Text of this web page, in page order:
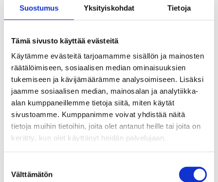
Suostumus Yksityiskohdat Tietoja
Tämä sivusto käyttää evästeitä
Käytämme evästeitä tarjoamamme sisällön ja mainosten
räätälöimiseen, sosiaalisen median ominaisuuksien
tukemiseen ja kävijämäärämme analysoimiseen. Lisäksi
jaamme sosiaalisen median, mainosalan ja analytiikka-
alan kumppaneillemme tietoja siitä, miten käytät
sivustoamme. Kumppanimme voivat yhdistää näitä
tietoja muihin tietoihin, joita olet antanut heille tai joita on
kerätty, kun olet käyttänyt heidän palvelujaan.
valinta
Välttämätön
Aaria Työttömyyskassa hakee
talouspäällikköä
Työvoimapalvelut siirtyvät kuntiin 1.1.2025
Porrastuksen vaikutukset alkavat näkyä
marraskuussa
Vuoden 2025 jäsenmaksu on 6,5 euroa
kuukaudessa
Tarkistathan verokorttisi tulorajan
liikkuvuusavustuksen korotusosien